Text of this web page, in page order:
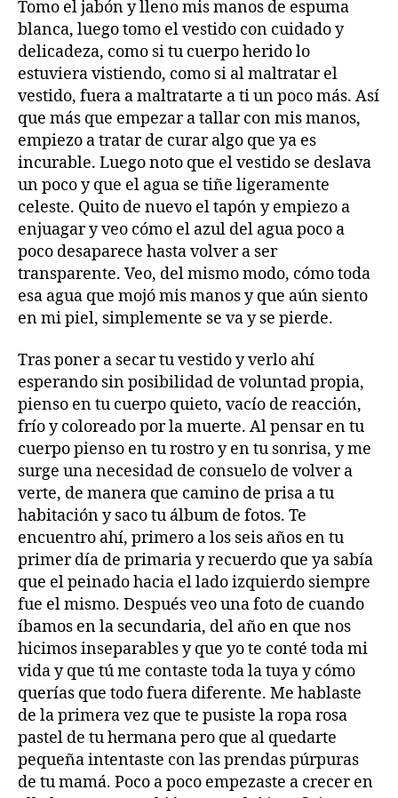
Tomo el jabón y lleno mis manos de espuma
blanca, luego tomo el vestido con cuidado y
delicadeza, como si tu cuerpo herido lo
estuviera vistiendo, como si al maltratar el
vestido, fuera a maltratarte a ti un poco más. Así
que más que empezar a tallar con mis manos,
empiezo a tratar de curar algo que ya es
incurable. Luego noto que el vestido se deslava
un poco y que el agua se tiñe ligeramente
celeste. Quito de nuevo el tapón y empiezo a
enjuagar y veo cómo el azul del agua poco a
poco desaparece hasta volver a ser
transparente. Veo, del mismo modo, cómo toda
esa agua que mojó mis manos y que aún siento
en mi piel, simplemente se va y se pierde.
Tras poner a secar tu vestido y verlo ahí
esperando sin posibilidad de voluntad propia,
pienso en tu cuerpo quieto, vacío de reacción,
frío y coloreado por la muerte. Al pensar en tu
cuerpo pienso en tu rostro y en tu sonrisa, y me
surge una necesidad de consuelo de volver a
verte, de manera que camino de prisa a tu
habitación y saco tu álbum de fotos. Te
encuentro ahí, primero a los seis años en tu
primer día de primaria y recuerdo que ya sabía
que el peinado hacia el lado izquierdo siempre
fue el mismo. Después veo una foto de cuando
íbamos en la secundaria, del año en que nos
hicimos inseparables y que yo te conté toda mi
vida y que tú me contaste toda la tuya y cómo
querías que todo fuera diferente. Me hablaste
de la primera vez que te pusiste la ropa rosa
pastel de tu hermana pero que al quedarte
pequeña intentaste con las prendas púrpuras
de tu mamá. Poco a poco empezaste a crecer en